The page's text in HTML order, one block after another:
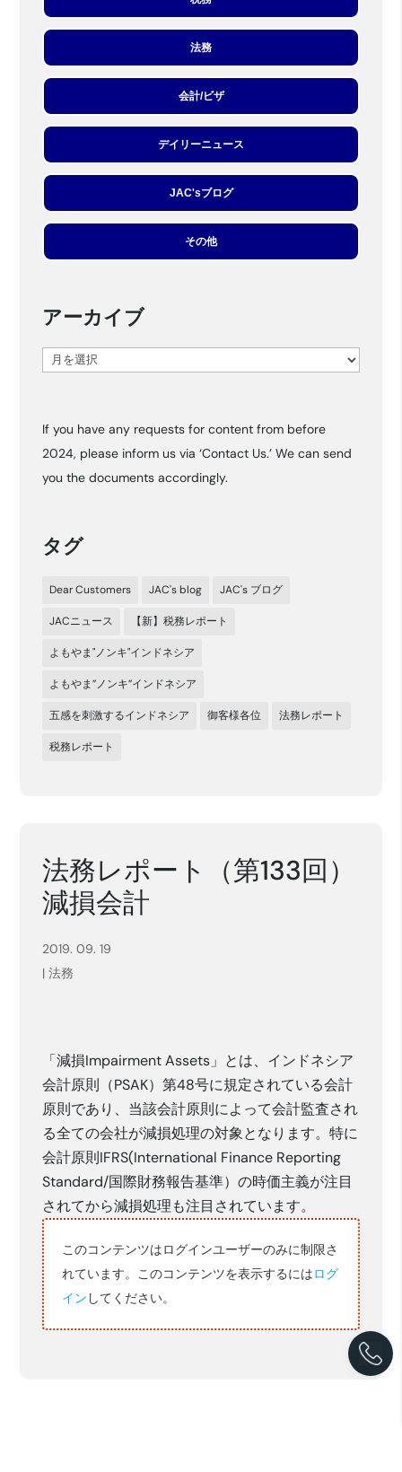
法務
会計/ビザ
デイリーニュース
JAC'sブログ
その他
アーカイブ
ア
イ
ブ
If you have any requests for content from before
2024, please inform us via ‘Contact Us.’ We can send
you the documents accordingly.
タグ
Dear Customers JAC's blog JAC's ブログ
JACニュース 【新】税務レポート
よもやま"ノンキ"インドネシア
よもやま”ノンキ”インドネシア
五感を刺激するインドネシア 御客様各位 法務レポート
税務レポート
法務レポート（第133回）
減損会計
2019. 09. 19
|法務
「減損Impairment Assets」とは、インドネシア
会計原則（PSAK）第48号に規定されている会計
原則であり、当該会計原則によって会計監査され
る全ての会社が減損処理の対象となります。特に
会計原則IFRS(International Finance Reporting
Standard/国際財務報告基準）の時価主義が注目
されてから減損処理も注目されています。
このコンテンツはログインユーザーのみに制限さ
れています。このコンテンツを表示するにはログ
イン してください。